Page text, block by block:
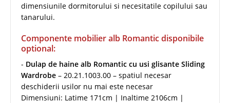
dimensiunile dormitorului si necesitatile copilului sau
tanarului.
Componente mobilier alb Romantic disponibile
optional:
- Dulap de haine alb Romantic cu usi glisante Sliding
Wardrobe – 20.21.1003.00 – spatiul necesar
deschiderii usilor nu mai este necesar
Dimensiuni: Latime 171cm | Inaltime 2106cm |